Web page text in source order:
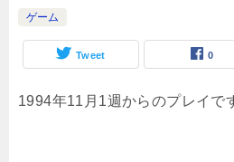
ゲーム
Tweet 0
1994年11月1週からのプレイで